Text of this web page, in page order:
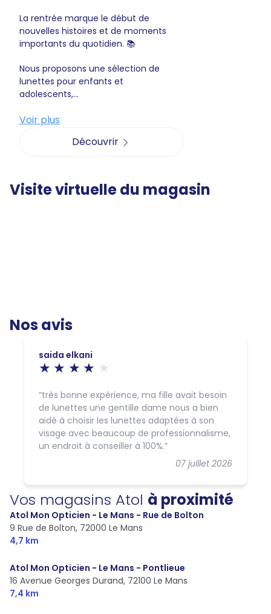
La rentrée marque le début de
nouvelles histoires et de moments
importants du quotidien. 📚
Nous proposons une sélection de
lunettes pour enfants et
adolescents,...
Voir plus
Découvrir
Visite virtuelle du magasin
Nos avis
saida elkani
07 juillet 2026
très bonne expérience, ma fille avait besoin
de lunettes une gentille dame nous a bien
aidé à choisir les lunettes adaptées à son
visage avec beaucoup de professionnalisme,
un endroit à conseiller à 100%.
Vos magasins Atol à proximité
Atol Mon Opticien - Le Mans - Rue de Bolton
9 Rue de Bolton, 72000 Le Mans
4,7 km
Atol Mon Opticien - Le Mans - Pontlieue
16 Avenue Georges Durand, 72100 Le Mans
7,4 km